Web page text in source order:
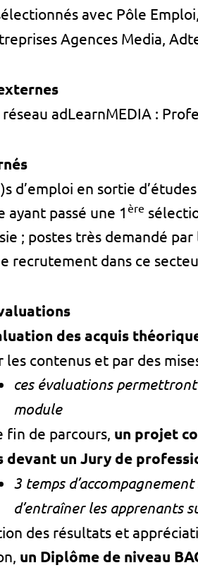
avec Pôle
Agences Media,
adLearnMEDIA :
d’emploi en sortie
passé une 1 ère
; postes très demandé
recrutement dans ce
des acquis
les contenus et par des
ces évaluations
module
fin de parcours, un projet
devant un Jury de
3 temps
d’entraîner les apprenants
des résultats et
un Diplôme de niveau